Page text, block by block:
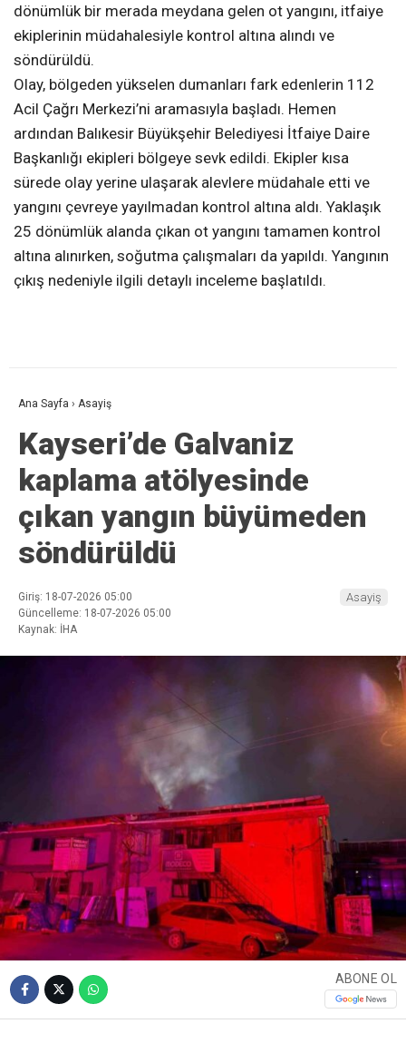
dönümlük bir merada meydana gelen ot yangını, itfaiye
ekiplerinin müdahalesiyle kontrol altına alındı ve
söndürüldü.
Olay, bölgeden yükselen dumanları fark edenlerin 112
Acil Çağrı Merkezi’ni aramasıyla başladı. Hemen
ardından Balıkesir Büyükşehir Belediyesi İtfaiye Daire
Başkanlığı ekipleri bölgeye sevk edildi. Ekipler kısa
sürede olay yerine ulaşarak alevlere müdahale etti ve
yangını çevreye yayılmadan kontrol altına aldı. Yaklaşık
25 dönümlük alanda çıkan ot yangını tamamen kontrol
altına alınırken, soğutma çalışmaları da yapıldı. Yangının
çıkış nedeniyle ilgili detaylı inceleme başlatıldı.
Ana Sayfa › Asayiş
Kayseri’de Galvaniz
kaplama atölyesinde
çıkan yangın büyümeden
söndürüldü
Giriş: 18-07-2026 05:00
Güncelleme: 18-07-2026 05:00
Kaynak: İHA
Asayiş
ABONE OL